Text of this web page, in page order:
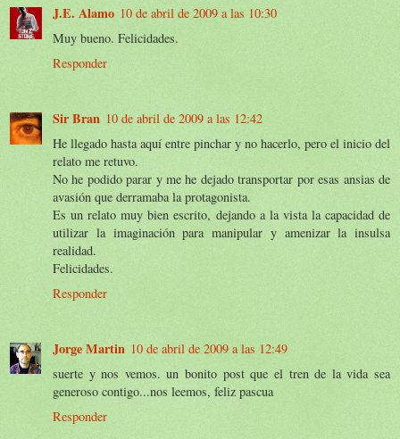
J.E. Alamo 10 de abril de 2009 a las 10:30
Muy bueno. Felicidades.
Responder
Sir Bran 10 de abril de 2009 a las 12:42
He llegado hasta aquí entre pinchar y no hacerlo, pero el inicio del
relato me retuvo.
No he podido parar y me he dejado transportar por esas ansias de
avasión que derramaba la protagonista.
Es un relato muy bien escrito, dejando a la vista la capacidad de
utilizar la imaginación para manipular y amenizar la insulsa
realidad.
Felicidades.
Responder
Jorge Martin 10 de abril de 2009 a las 12:49
suerte y nos vemos. un bonito post que el tren de la vida sea
generoso contigo...nos leemos, feliz pascua
Responder